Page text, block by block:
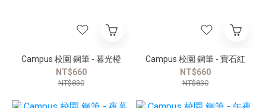
Campus 校園 鋼筆 - 暮光橙
NT$660
NT$830
Campus 校園 鋼筆 - 寶石紅
NT$660
NT$830